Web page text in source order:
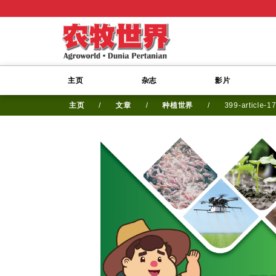
主页 杂志 影片
主页 / 文章 / 种植世界 / 399-article-17